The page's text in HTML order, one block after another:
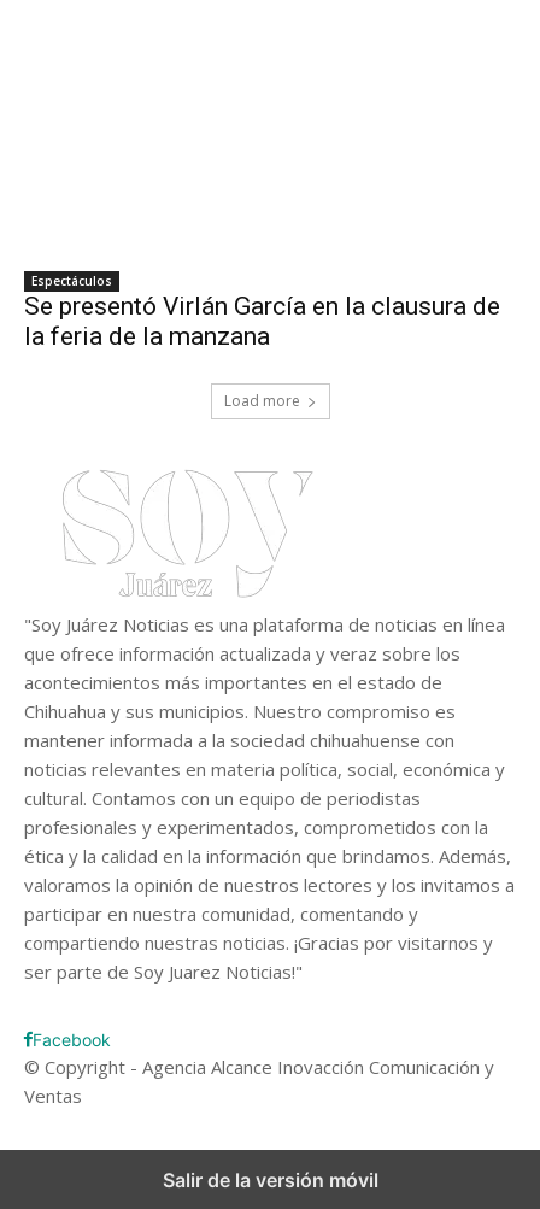
Espectáculos
Se presentó Virlán García en la clausura de
la feria de la manzana
Load more
"Soy Juárez Noticias es una plataforma de noticias en línea
que ofrece información actualizada y veraz sobre los
acontecimientos más importantes en el estado de
Chihuahua y sus municipios. Nuestro compromiso es
mantener informada a la sociedad chihuahuense con
noticias relevantes en materia política, social, económica y
cultural. Contamos con un equipo de periodistas
profesionales y experimentados, comprometidos con la
ética y la calidad en la información que brindamos. Además,
valoramos la opinión de nuestros lectores y los invitamos a
participar en nuestra comunidad, comentando y
compartiendo nuestras noticias. ¡Gracias por visitarnos y
ser parte de Soy Juarez Noticias!"
Facebook
© Copyright - Agencia Alcance Inovacción Comunicación y
Ventas
Salir de la versión móvil